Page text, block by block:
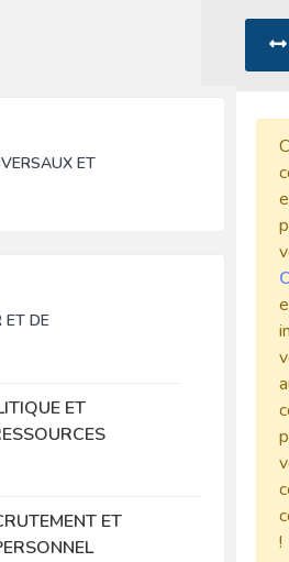
ET
ET DE
ET
ET
!